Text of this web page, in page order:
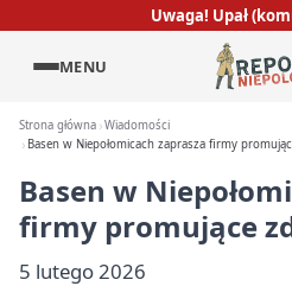
Uwaga! Upał
MENU
Strona główna Wiadomości
Basen w Niepołomicach zaprasza firmy
Basen w
firmy promujące
5 lutego 2026